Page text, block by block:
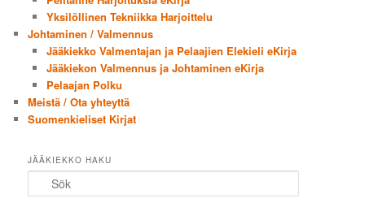
Yksilöllinen Tekniikka Harjoittelu
Johtaminen / Valmennus
Jääkiekko Valmentajan ja Pelaajien Elekieli eKirja
Jääkiekon Valmennus ja Johtaminen eKirja
Pelaajan Polku
Meistä / Ota yhteyttä
Suomenkieliset Kirjat
JÄÄKIEKKO HAKU